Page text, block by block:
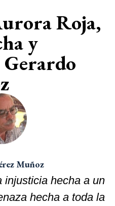
Roja,
y
Muñoz
injusticia hecha a un
hecha a toda la